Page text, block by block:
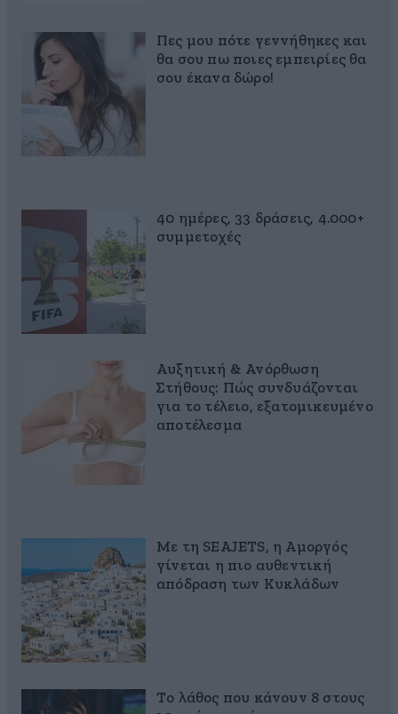
Πες μου πότε γεννήθηκες και
θα σου πω ποιες εμπειρίες θα
σου έκανα δώρο!
40 ημέρες, 33 δράσεις, 4.000+
συμμετοχές
Αυξητική & Ανόρθωση
Στήθους: Πώς συνδυάζονται
για το τέλειο, εξατομικευμένο
αποτέλεσμα
Με τη SEAJETS, η Αμοργός
γίνεται η πιο αυθεντική
απόδραση των Κυκλάδων
Το λάθος που κάνουν 8 στους